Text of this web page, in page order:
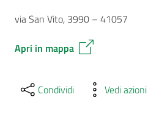
via San Vito, 3990 – 41057
Apri in mappa
Condividi Vedi azioni